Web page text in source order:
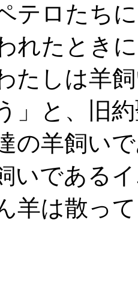
テロたち
れたとき
たしは羊
」と、旧
の羊飼い
いである
羊は散っ